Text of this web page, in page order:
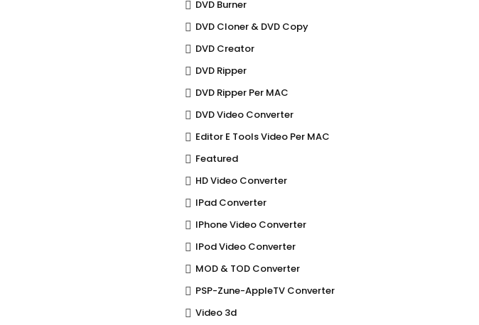
DVD Burner
DVD Cloner & DVD Copy
DVD Creator
DVD Ripper
DVD Ripper Per MAC
DVD Video Converter
Editor E Tools Video Per MAC
Featured
HD Video Converter
IPad Converter
IPhone Video Converter
IPod Video Converter
MOD & TOD Converter
PSP-Zune-AppleTV Converter
Video 3d